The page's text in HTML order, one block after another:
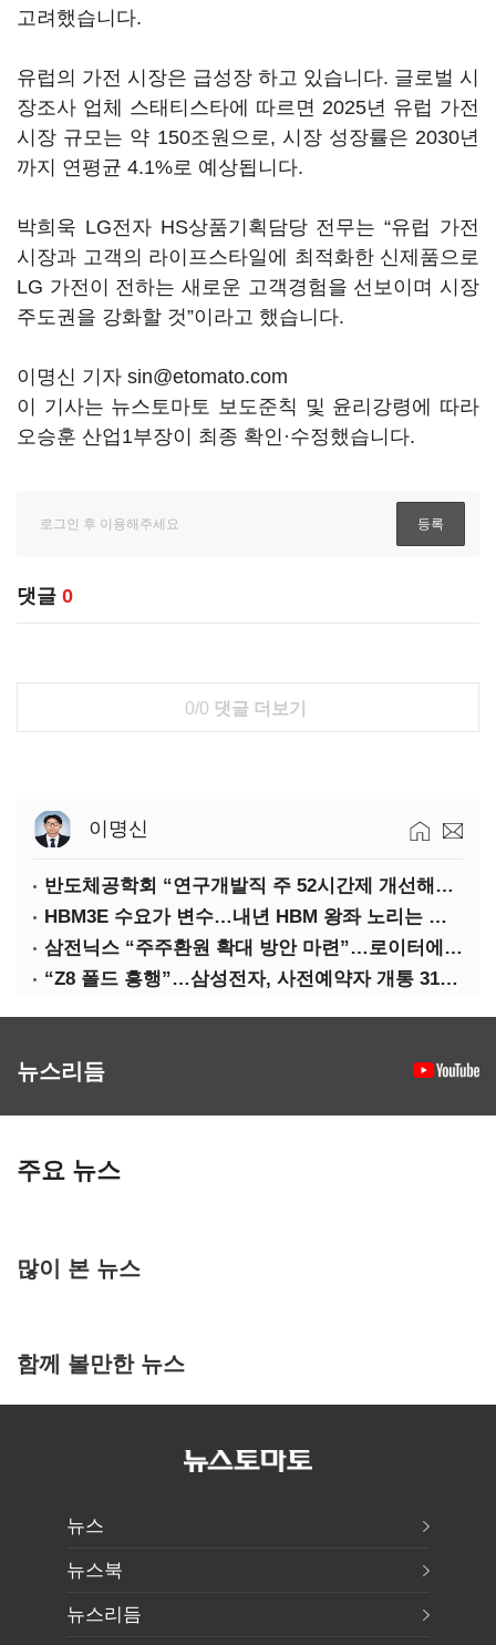
고려했습니다.
유럽의 가전 시장은 급성장 하고 있습니다. 글로벌 시
장조사 업체 스태티스타에 따르면 2025년 유럽 가전
시장 규모는 약 150조원으로, 시장 성장률은 2030년
까지 연평균 4.1%로 예상됩니다.
박희욱 LG전자 HS상품기획담당 전무는 “유럽 가전
시장과 고객의 라이프스타일에 최적화한 신제품으로
LG 가전이 전하는 새로운 고객경험을 선보이며 시장
주도권을 강화할 것”이라고 했습니다.
이명신 기자 sin@etomato.com
이 기사는 뉴스토마토 보도준칙 및 윤리강령에 따라
오승훈 산업1부장이 최종 확인·수정했습니다.
댓글 0
0/0 댓글 더보기
이명신
반도체공학회 “연구개발직 주 52시간제 개선해야”
HBM3E 수요가 변수…내년 HBM 왕좌 노리는 삼성
삼전닉스 “주주환원 확대 방안 마련”…로이터에 성명 보내
“Z8 폴드 흥행”…삼성전자, 사전예약자 개통 31일까지 연장
뉴스리듬
주요 뉴스
많이 본 뉴스
함께 볼만한 뉴스
뉴스
뉴스북
뉴스리듬